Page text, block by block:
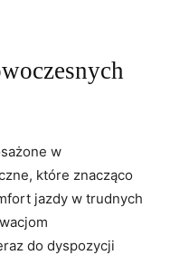
⁣w
które⁤ znacząco
jazdy w trudnych
do dyspozycji